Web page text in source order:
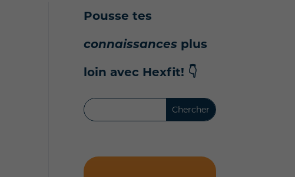
Pousse tes
connaissances plus
loin avec Hexfit! 👇